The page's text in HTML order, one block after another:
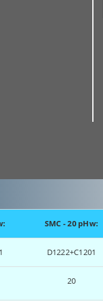
SMC - 20 pHw:
D1222+C1201
20